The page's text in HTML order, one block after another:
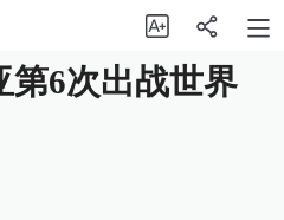
第6次出战世界